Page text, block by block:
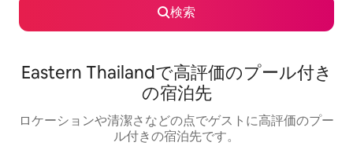
検索
Eastern Thailandで高評価のプール付き
の宿泊先
ロケーションや清潔さなどの点でゲストに高評価のプー
ル付きの宿泊先です。